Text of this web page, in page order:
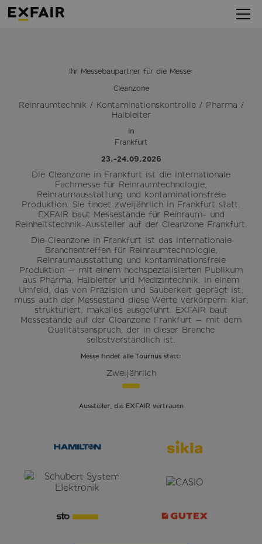
Ihr Messebaupartner für die Messe:
Cleanzone
Reinraumtechnik / Kontaminationskontrolle / Pharma /
Halbleiter
in
Frankfurt
23.-24.09.2026
Die Cleanzone in Frankfurt ist die internationale
Fachmesse für Reinraumtechnologie,
Reinraumausstattung und kontaminationsfreie
Produktion. Sie findet zweijährlich in Frankfurt statt.
EXFAIR baut Messestände für Reinraum- und
Reinheitstechnik-Aussteller auf der Cleanzone Frankfurt.
Die Cleanzone in Frankfurt ist das internationale
Branchentreffen für Reinraumtechnologie,
Reinraumausstattung und kontaminationsfreie
Produktion — mit einem hochspezialisierten Publikum
aus Pharma, Halbleiter und Medizintechnik. In einem
Umfeld, das von Präzision und Sauberkeit geprägt ist,
muss auch der Messestand diese Werte verkörpern: klar,
strukturiert, makellos ausgeführt. EXFAIR baut
Messestände auf der Cleanzone Frankfurt — mit dem
Qualitätsanspruch, der in dieser Branche
selbstverständlich ist.
Messe findet alle Tournus statt:
Zweijährlich
Aussteller, die EXFAIR vertrauen